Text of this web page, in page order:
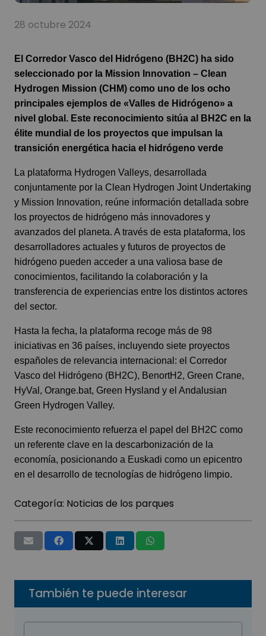
28 octubre 2024
El Corredor Vasco del Hidrógeno (BH2C) ha sido
seleccionado por la Mission Innovation – Clean
Hydrogen Mission (CHM) como uno de los ocho
principales ejemplos de «Valles de Hidrógeno» a
nivel global. Este reconocimiento sitúa al BH2C en la
élite mundial de los proyectos que impulsan la
transición energética hacia el hidrógeno verde
La plataforma Hydrogen Valleys, desarrollada
conjuntamente por la Clean Hydrogen Joint Undertaking
y Mission Innovation, reúne información detallada sobre
los proyectos de hidrógeno más innovadores y
avanzados del planeta. A través de esta plataforma, los
desarrolladores actuales y futuros de proyectos de
hidrógeno pueden acceder a una valiosa base de
conocimientos, facilitando la colaboración y la
transferencia de experiencias entre los distintos actores
del sector.
Hasta la fecha, la plataforma recoge más de 98
iniciativas en 36 países, incluyendo siete proyectos
españoles de relevancia internacional: el Corredor
Vasco del Hidrógeno (BH2C), BenortH2, Green Crane,
HyVal, Orange.bat, Green Hysland y el Andalusian
Green Hydrogen Valley.
Este reconocimiento refuerza el papel del BH2C como
un referente clave en la descarbonización de la
economía, posicionando a Euskadi como un epicentro
en el desarrollo de tecnologías de hidrógeno limpio.
Categoría: Noticias de los parques
También te puede interesar